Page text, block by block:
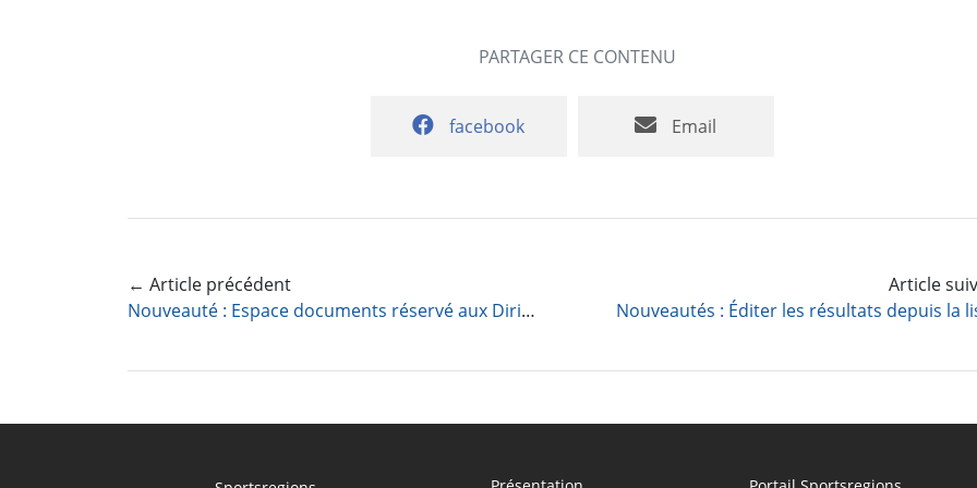
PARTAGER CE CONTENU
facebook Email
← Article précédent
Nouveauté : Espace documents réservé aux Dirigeants et membres de commissions
Article